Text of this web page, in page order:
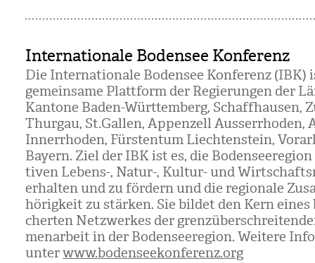
Internationale Bodensee Konferenz
Die Inter­na­tio­nale Boden­see Kon­fe­renz (IBK)
gemein­same Platt­form der Regie­run­gen der
Kan­tone Baden-Würt­tem­berg, Schaff­hau­sen,
Thur­gau, St.Gal­len, Appen­zell Aus­ser­rho­den,
Inner­rho­den, Fürs­ten­tum Liech­ten­stein,
Bay­ern. Ziel der IBK ist es, die
ti­ven Lebens-, Natur-, Kul­tur- und
erhal­ten und zu för­dern und die regio­nale
hö­rig­keit zu stär­ken. Sie bil­det den Kern
cher­ten Netz­wer­kes der
men­ar­beit in der Boden­see­re­gion. Wei­tere
unterwww.bodenseekonferenz.org